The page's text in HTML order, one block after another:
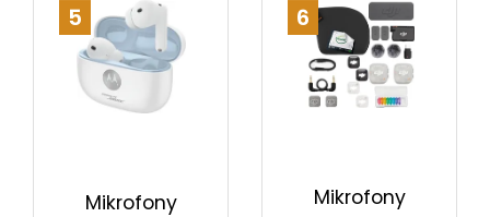
5
Mikrofony
6
Mikrofony